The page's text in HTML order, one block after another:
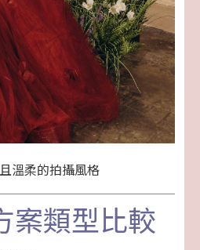
溫柔的拍攝風格
案類型比較